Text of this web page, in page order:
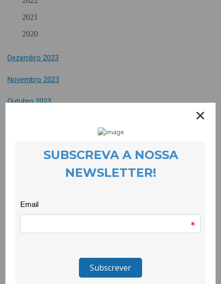
2021
2020
Dezembro 2023
Novembro 2023
Outubro 2023
Abril 2023
Março 2023